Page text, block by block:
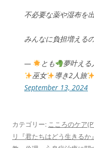
不必要な薬や湿布を
みんなに負担増える
— とも 夢叶える
巫女
導き2人旅
September 13, 2024
カテゴリー: こころのケア
リ『君たちはどう生きるか』